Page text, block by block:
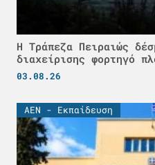
Η Τράπεζα Πειραιώς
διαχείρισης φορτηγό
03.08.26
ΑΕΝ - Εκπαίδευση